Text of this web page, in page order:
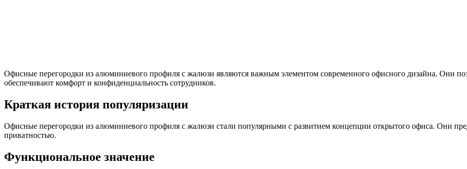
Офисные перегородки из алюминиевого профиля с жалюзи являются важным элементом современного офисного дизайна. Они
обеспечивают комфорт и конфиденциальность сотрудников.
Краткая история популяризации
Офисные перегородки из алюминиевого профиля с жалюзи стали популярными с развитием концепции открытого офиса. Они
приватностью.
Функциональное значение